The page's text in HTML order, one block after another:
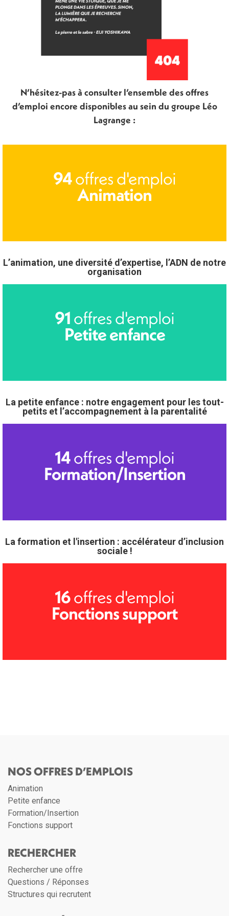
N’hésitez-pas à consulter l’ensemble des offres
d’emploi encore disponibles au sein du groupe Léo
Lagrange :
94offres d'emploi
Animation
L’animation, une diversité d’expertise, l’ADN de notre
organisation
91offres d'emploi
Petite enfance
La petite enfance : notre engagement pour les tout-
petits et l’accompagnement à la parentalité
14offres d'emploi
Formation/Insertion
La formation et l'insertion : accélérateur d’inclusion
sociale !
16offres d'emploi
Fonctions support
NOS OFFRES D’EMPLOIS
Animation
Petite enfance
Formation/Insertion
Fonctions support
RECHERCHER
Rechercher une offre
Questions / Réponses
Structures qui recrutent